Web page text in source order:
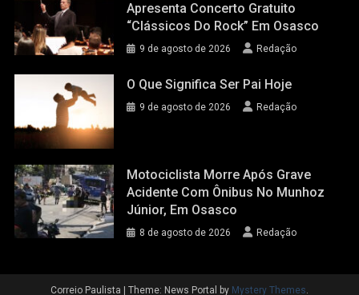
Apresenta Concerto Gratuito
“Clássicos Do Rock” Em Osasco
9 de agosto de 2026 Redação
O Que Significa Ser Pai Hoje
9 de agosto de 2026 Redação
Motociclista Morre Após Grave
Acidente Com Ônibus No Munhoz
Júnior, Em Osasco
8 de agosto de 2026 Redação
Correio Paulista | Theme: News Portal by Mystery Themes